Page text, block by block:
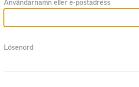
Användarnamn eller e-postadress
Lösenord